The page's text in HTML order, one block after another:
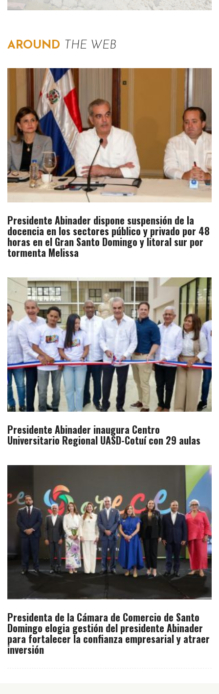
AROUND THE WEB
Presidente Abinader dispone suspensión de la
docencia en los sectores público y privado por 48
horas en el Gran Santo Domingo y litoral sur por
tormenta Melissa
Presidente Abinader inaugura Centro
Universitario Regional UASD-Cotuí con 29 aulas
Presidenta de la Cámara de Comercio de Santo
Domingo elogia gestión del presidente Abinader
para fortalecer la confianza empresarial y atraer
inversión